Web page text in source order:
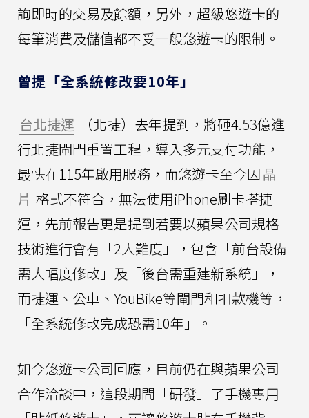
詢即時的交易及餘額，另外，超級悠遊卡的
每筆消費及儲值都不受一般悠遊卡的限制。
曾提「全系統修改要10年」
台北捷運
（北捷）去年提到，將砸4.53億進
行北捷閘門重置工程，導入多元支付功能，
最快在115年啟用服務，而悠遊卡至今因晶
片 格式不符合，無法使用iPhone刷卡搭捷
運，先前報告更是提到若要以蘋果公司規格
技術進行會有「2大難度」，包含「前台設備
需大幅度修改」及「後台需重建新系統」，
而捷運、公車、YouBike等閘門和扣款機等，
「全系統修改完成恐需10年」。
如今悠遊卡公司回應，目前仍在與蘋果公司
合作洽談中，這段期間「研發」了手機專用